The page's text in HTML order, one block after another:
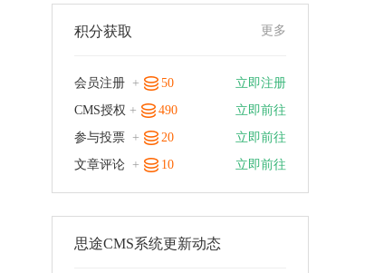
积分获取 更多
会员注册 + 50
立即注册
CMS授权 + 490
立即前往
参与投票 + 20
立即前往
文章评论 + 10 立即前往
思途CMS系统更新动态